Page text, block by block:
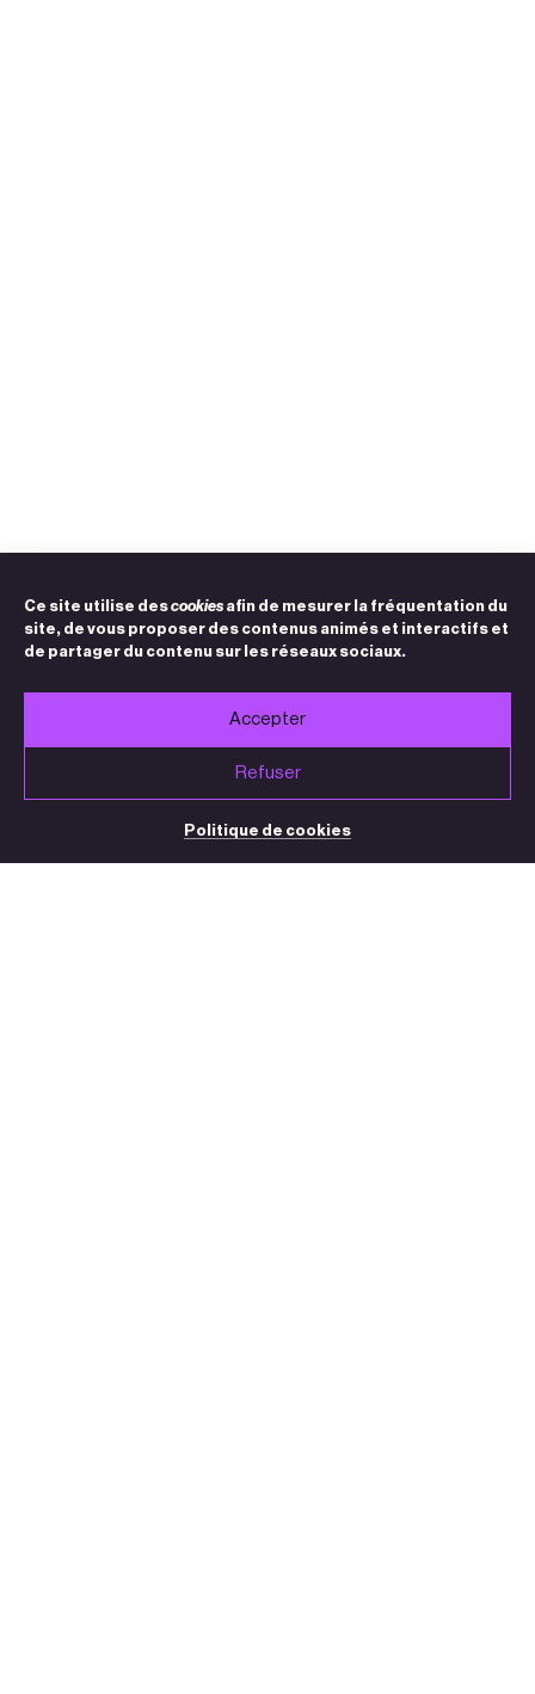
Ce site utilise descookies afin de mesurer la fréquentation du
site, de vous proposer des contenus animés et interactifs et
de partager du contenu sur les réseaux sociaux.
Accepter
Refuser
Politique de cookies